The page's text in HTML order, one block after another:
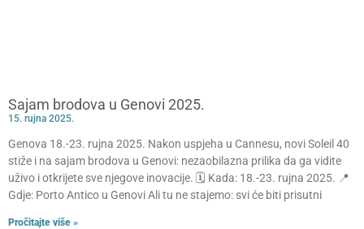
Sajam brodova u Genovi 2025.
15. rujna 2025.
Genova 18.-23. rujna 2025. Nakon uspjeha u Cannesu, novi Soleil 40
stiže i na sajam brodova u Genovi: nezaobilazna prilika da ga vidite
uživo i otkrijete sve njegove inovacije. 🗓 Kada: 18.-23. rujna 2025. 📍
Gdje: Porto Antico u Genovi Ali tu ne stajemo: svi će biti prisutni
Pročitajte više »